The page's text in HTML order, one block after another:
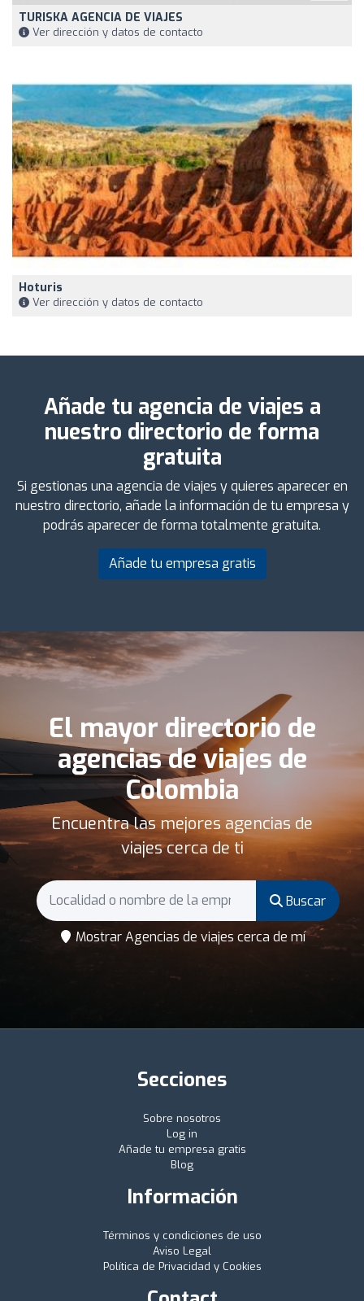
TURISKA AGENCIA DE VIAJES
Ver dirección y datos de contacto
Hoturis
Ver dirección y datos de contacto
Añade tu agencia de viajes a
nuestro directorio de forma
gratuita
Si gestionas una agencia de viajes y quieres aparecer en
nuestro directorio, añade la información de tu empresa y
podrás aparecer de forma totalmente gratuita.
Añade tu empresa gratis
El mayor directorio de
agencias de viajes de
Colombia
Encuentra las mejores agencias de
viajes cerca de ti
Buscar
Mostrar Agencias de viajes cerca de mí
Secciones
Sobre nosotros
Log in
Añade tu empresa gratis
Blog
Información
Términos y condiciones de uso
Aviso Legal
Política de Privacidad y Cookies